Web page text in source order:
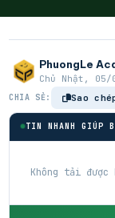
PhuongLe
Chủ Nhật, 05/
CHIA SẺ: Sao
TIN NHANH GIÚP
Không tải